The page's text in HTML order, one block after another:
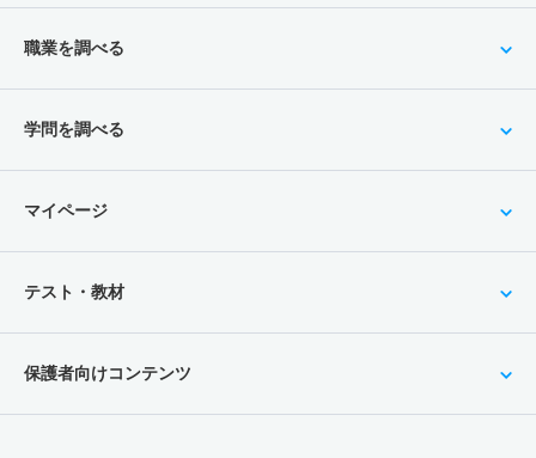
職業を調べる
学問を調べる
マイページ
テスト・教材
保護者向けコンテンツ